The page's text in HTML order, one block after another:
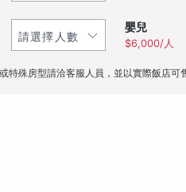
嬰兒
$6,000/人
特殊房型請洽客服人員，並以實際飯店可